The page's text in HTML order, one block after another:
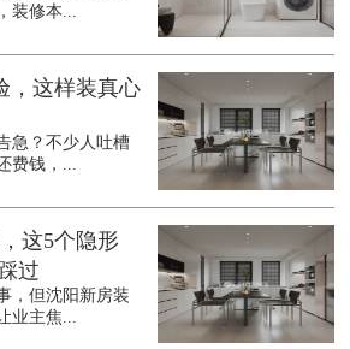
装修本...
，这样装真心
急？不少人吐槽
费钱，...
这5个隐形
过
，但沈阳新房装
业主焦...